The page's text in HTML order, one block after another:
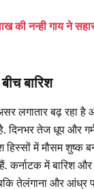
की नन्ही गाय ने
बारिश
असर लगातार बढ़ रहा है
दिनभर तेज धूप और
हिस्सों में मौसम शुष्क
कर्नाटक में बारिश
तेलंगाना और आंध्र